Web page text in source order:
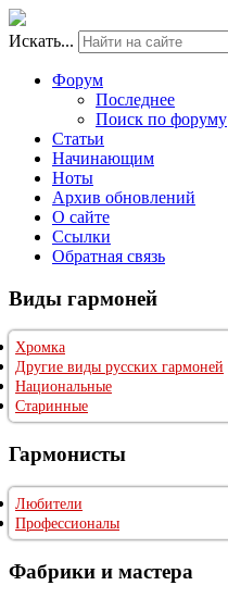
Искать...
Форум
Последнее
Поиск по форуму
Статьи
Начинающим
Ноты
Архив обновлений
О сайте
Ссылки
Обратная связь
Виды гармоней
Хромка
Другие виды русских гармоней
Национальные
Старинные
Гармонисты
Любители
Профессионалы
Фабрики и мастера